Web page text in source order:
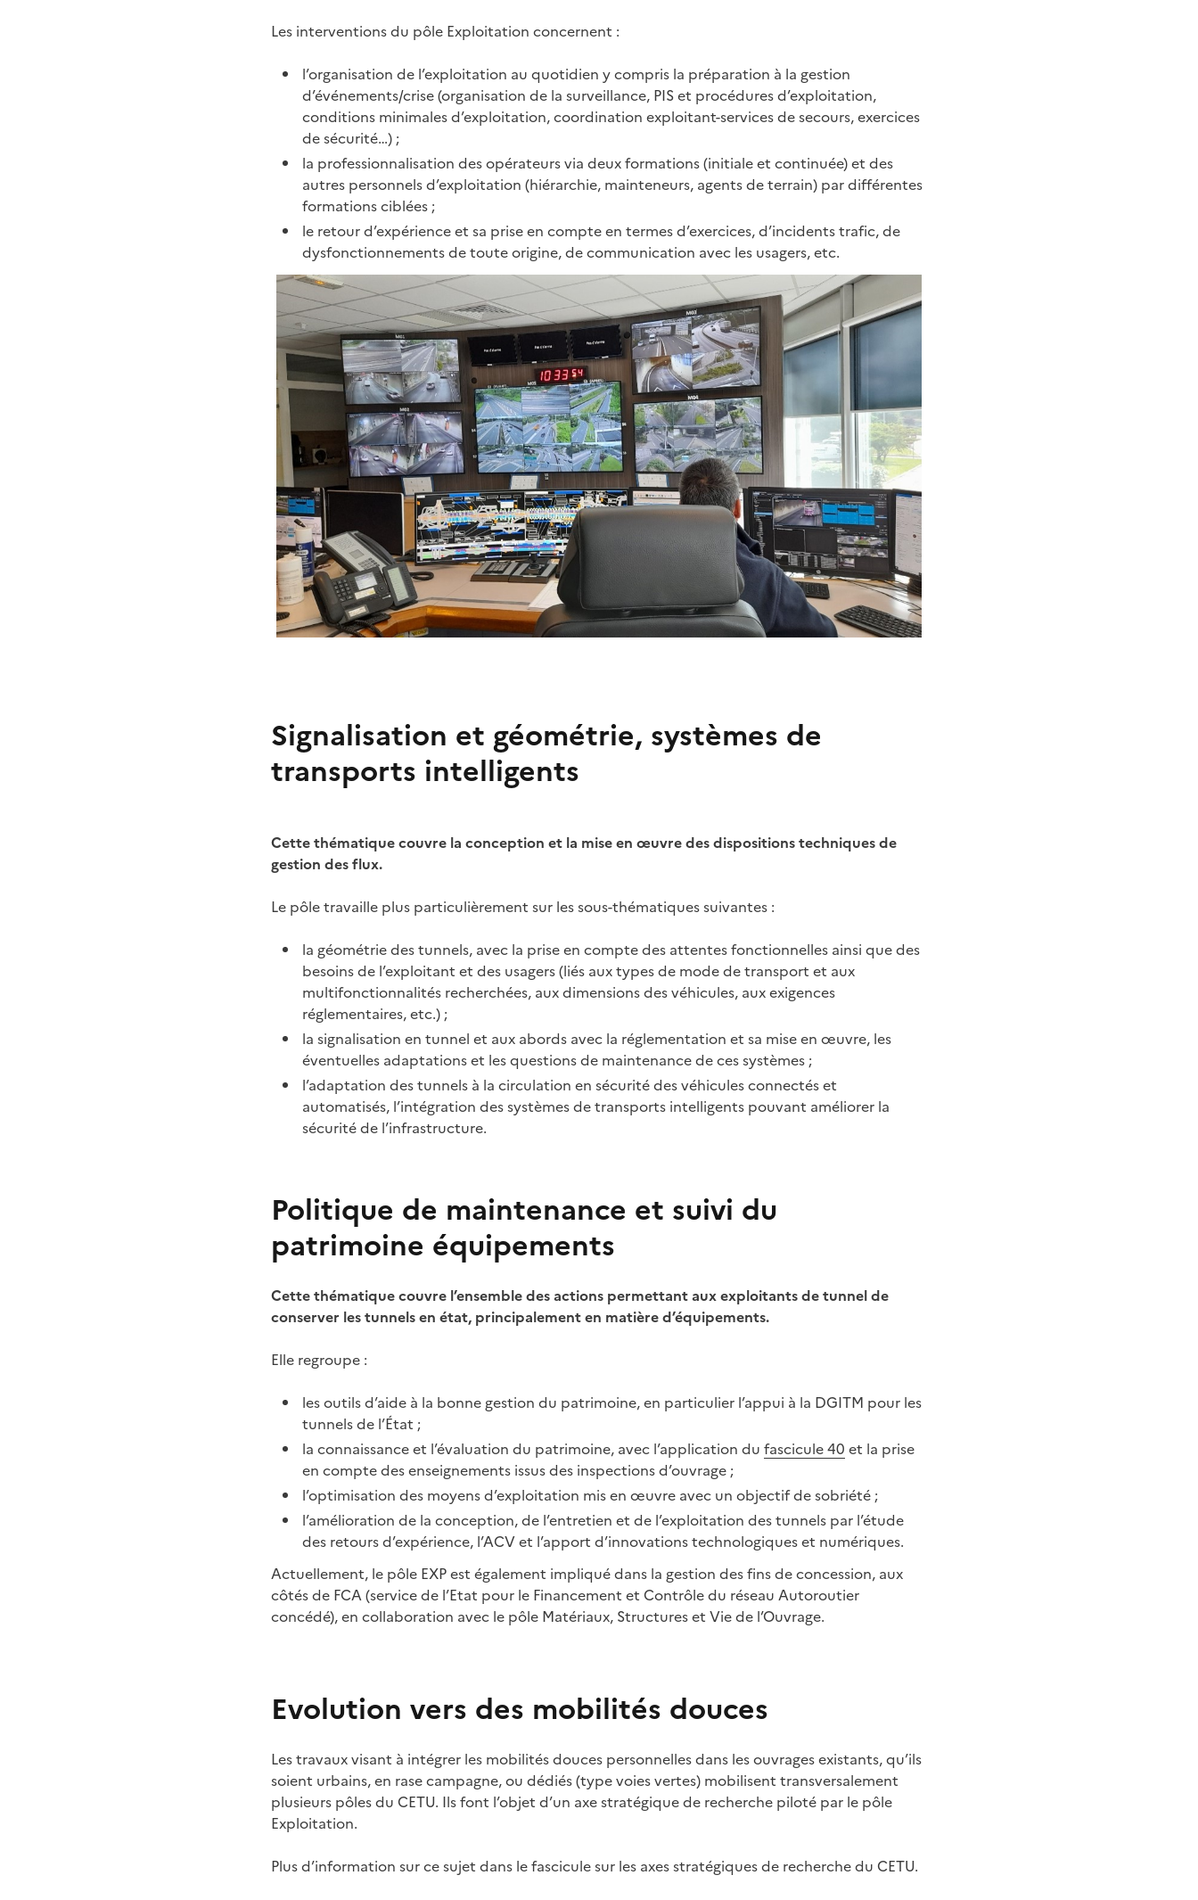
Les interventions du pôle Exploitation concernent :
l’organisation de l’exploitation au quotidien y compris la préparation à la gestion
d’événements/crise (organisation de la surveillance, PIS et procédures d’exploitation,
conditions minimales d’exploitation, coordination exploitant-services de secours, exercices
de sécurité…) ;
la professionnalisation des opérateurs via deux formations (initiale et continuée) et des
autres personnels d’exploitation (hiérarchie, mainteneurs, agents de terrain) par différentes
formations ciblées ;
le retour d’expérience et sa prise en compte en termes d’exercices, d’incidents trafic, de
dysfonctionnements de toute origine, de communication avec les usagers, etc.
Signalisation et géométrie, systèmes de
transports intelligents
Cette thématique couvre la conception et la mise en œuvre des dispositions techniques de
gestion des flux.
Le pôle travaille plus particulièrement sur les sous-thématiques suivantes :
la géométrie des tunnels, avec la prise en compte des attentes fonctionnelles ainsi que des
besoins de l’exploitant et des usagers (liés aux types de mode de transport et aux
multifonctionnalités recherchées, aux dimensions des véhicules, aux exigences
réglementaires, etc.) ;
la signalisation en tunnel et aux abords avec la réglementation et sa mise en œuvre, les
éventuelles adaptations et les questions de maintenance de ces systèmes ;
l’adaptation des tunnels à la circulation en sécurité des véhicules connectés et
automatisés, l’intégration des systèmes de transports intelligents pouvant améliorer la
sécurité de l’infrastructure.
Politique de maintenance et suivi du
patrimoine équipements
Cette thématique couvre l’ensemble des actions permettant aux exploitants de tunnel de
conserver les tunnels en état, principalement en matière d’équipements.
Elle regroupe :
les outils d’aide à la bonne gestion du patrimoine, en particulier l’appui à la DGITM pour les
tunnels de l’État ;
la connaissance et l’évaluation du patrimoine, avec l’application dufascicule 40 et la prise
en compte des enseignements issus des inspections d’ouvrage ;
l’optimisation des moyens d’exploitation mis en œuvre avec un objectif de sobriété ;
l’amélioration de la conception, de l’entretien et de l’exploitation des tunnels par l’étude
des retours d’expérience, l’ACV et l’apport d’innovations technologiques et numériques.
Actuellement, le pôle EXP est également impliqué dans la gestion des fins de concession, aux
côtés de FCA (service de l’Etat pour le Financement et Contrôle du réseau Autoroutier
concédé), en collaboration avec le pôle Matériaux, Structures et Vie de l’Ouvrage.
Evolution vers des mobilités douces
Les travaux visant à intégrer les mobilités douces personnelles dans les ouvrages existants, qu’ils
soient urbains, en rase campagne, ou dédiés (type voies vertes) mobilisent transversalement
plusieurs pôles du CETU. Ils font l’objet d’un axe stratégique de recherche piloté par le pôle
Exploitation.
Plus d’information sur ce sujet dans le fascicule sur les axes stratégiques de recherche du CETU.